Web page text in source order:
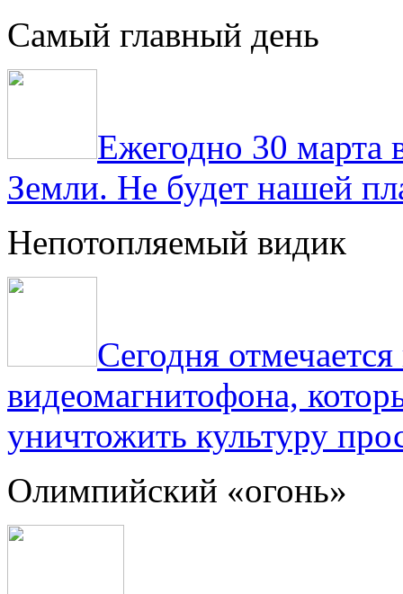
Самый главный день
Ежегодно 30 марта
Земли. Не будет нашей
Непотопляемый видик
Сегодня
видеомагнитофона,
уничтожить культуру
Олимпийский «огонь»